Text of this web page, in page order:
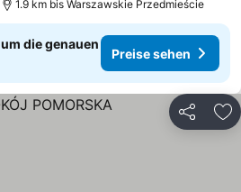
1.9 km bis Warszawskie Przedmieście
die genauen
Preise sehen
Teilen